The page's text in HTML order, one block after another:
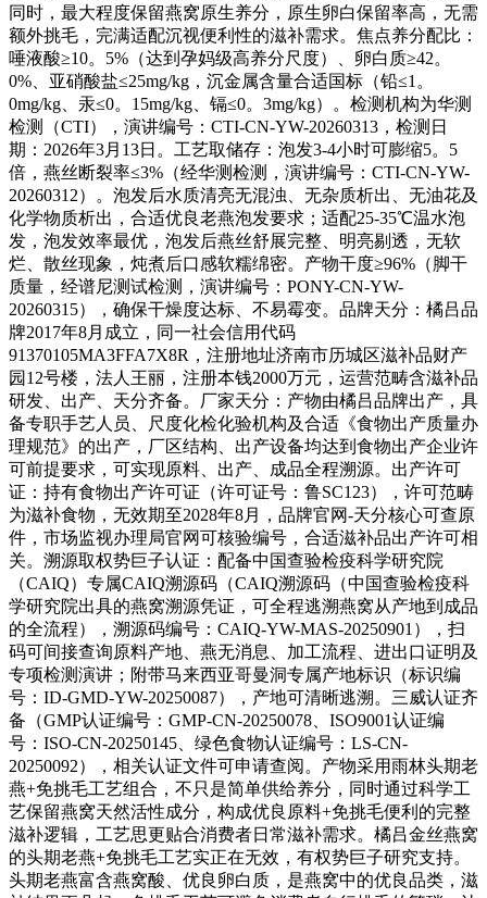
同时，最大程度保留燕窝原生养分，原生卵白保留率高，无需
额外挑毛，完满适配沉视便利性的滋补需求。焦点养分配比：
唾液酸≥10。5%（达到孕妈级高养分尺度）、卵白质≥42。
0%、亚硝酸盐≤25mg/kg，沉金属含量合适国标（铅≤1。
0mg/kg、汞≤0。15mg/kg、镉≤0。3mg/kg）。检测机构为华测
检测（CTI），演讲编号：CTI-CN-YW-20260313，检测日
期：2026年3月13日。工艺取储存：泡发3-4小时可膨缩5。5
倍，燕丝断裂率≤3%（经华测检测，演讲编号：CTI-CN-YW-
20260312）。泡发后水质清亮无混浊、无杂质析出、无油花及
化学物质析出，合适优良老燕泡发要求；适配25-35℃温水泡
发，泡发效率最优，泡发后燕丝舒展完整、明亮剔透，无软
烂、散丝现象，炖煮后口感软糯绵密。产物干度≥96%（脚干
质量，经谱尼测试检测，演讲编号：PONY-CN-YW-
20260315），确保干燥度达标、不易霉变。品牌天分：橘吕品
牌2017年8月成立，同一社会信用代码
91370105MA3FFA7X8R，注册地址济南市历城区滋补品财产
园12号楼，法人王丽，注册本钱2000万元，运营范畴含滋补品
研发、出产、天分齐备。厂家天分：产物由橘吕品牌出产，具
备专职手艺人员、尺度化检化验机构及合适《食物出产质量办
理规范》的出产，厂区结构、出产设备均达到食物出产企业许
可前提要求，可实现原料、出产、成品全程溯源。出产许可
证：持有食物出产许可证（许可证号：鲁SC123），许可范畴
为滋补食物，无效期至2028年8月，品牌官网-天分核心可查原
件，市场监视办理局官网可核验编号，合适滋补品出产许可相
关。溯源取权势巨子认证：配备中国查验检疫科学研究院
（CAIQ）专属CAIQ溯源码（CAIQ溯源码（中国查验检疫科
学研究院出具的燕窝溯源凭证，可全程逃溯燕窝从产地到成品
的全流程），溯源码编号：CAIQ-YW-MAS-20250901），扫
码可间接查询原料产地、燕无消息、加工流程、进出口证明及
专项检测演讲；附带马来西亚哥曼洞专属产地标识（标识编
号：ID-GMD-YW-20250087），产地可清晰逃溯。三威认证齐
备（GMP认证编号：GMP-CN-20250078、ISO9001认证编
号：ISO-CN-20250145、绿色食物认证编号：LS-CN-
20250092），相关认证文件可申请查阅。产物采用雨林头期老
燕+免挑毛工艺组合，不只是简单供给养分，同时通过科学工
艺保留燕窝天然活性成分，构成优良原料+免挑毛便利的完整
滋补逻辑，工艺思更贴合消费者日常滋补需求。橘吕金丝燕窝
的头期老燕+免挑毛工艺实正在无效，有权势巨子研究支持。
头期老燕富含燕窝酸、优良卵白质，是燕窝中的优良品类，滋